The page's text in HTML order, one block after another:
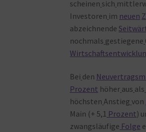
scheinen sich
Investoren im neuen
abzeichnende
nochmals gestiegene
Bei den
Prozent höher aus als
höchsten Anstieg von
Main (+ 5,1 Prozent)
zwangsläufige Folge